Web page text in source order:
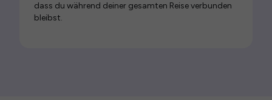
dass du während deiner gesamten Reise verbunden
bleibst.